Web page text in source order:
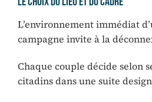
L’environnement immédiat
campagne invite à la
Chaque couple décide selon
citadins dans une suite